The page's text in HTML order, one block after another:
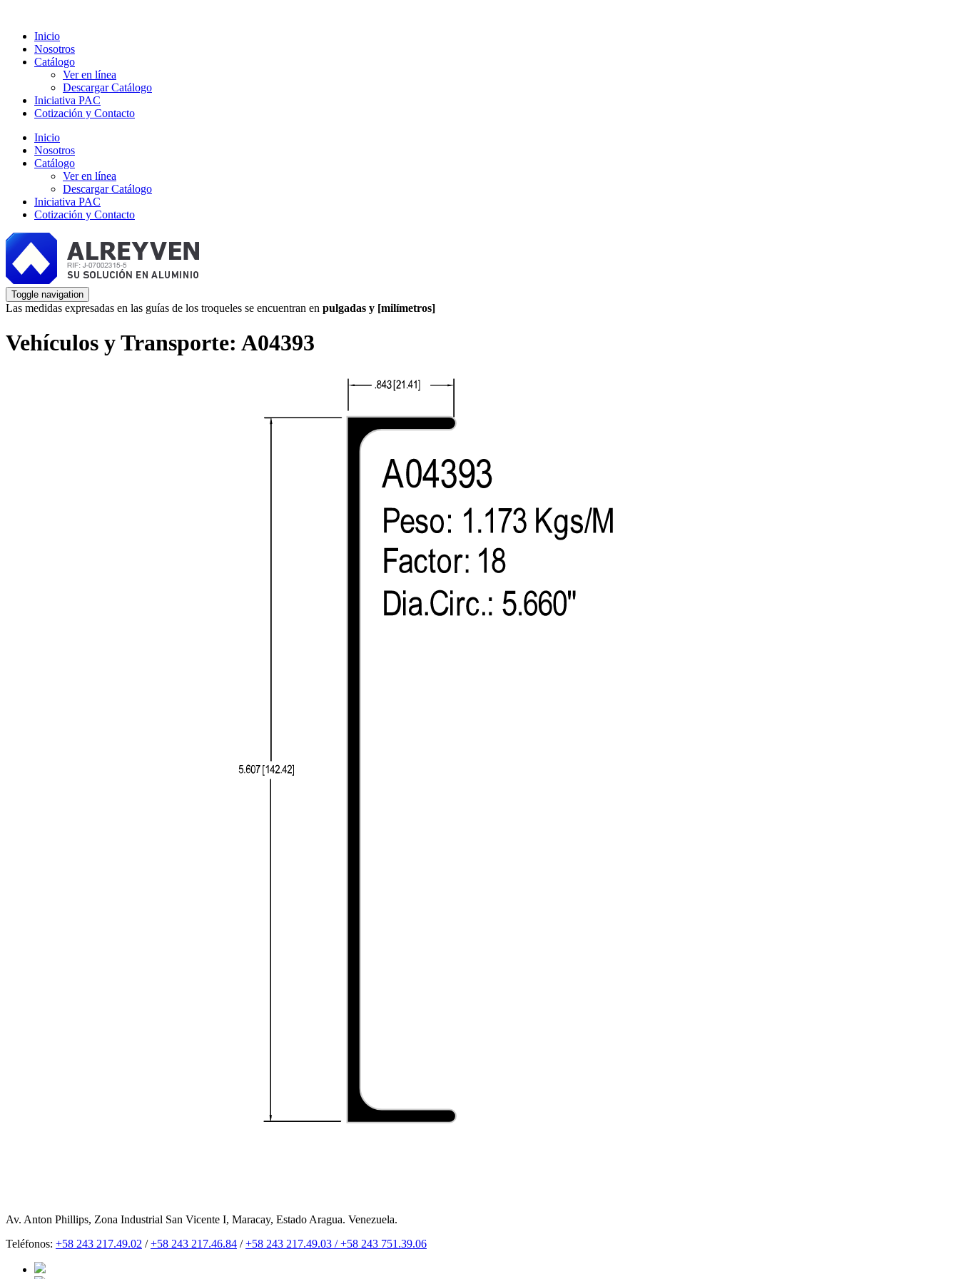
Inicio
Nosotros
Catálogo
Ver en línea
Descargar Catálogo
Iniciativa PAC
Cotización y Contacto
Inicio
Nosotros
Catálogo
Ver en línea
Descargar Catálogo
Iniciativa PAC
Cotización y Contacto
Toggle navigation
Las medidas expresadas en las guías de los troqueles se encuentran en pulgadas y [milímetros]
Vehículos y Transporte: A04393
Av. Anton Phillips, Zona Industrial San Vicente I, Maracay, Estado Aragua. Venezuela.
Teléfonos: +58 243 217.49.02 /+58 243 217.46.84 /+58 243 217.49.03 /+58 243 751.39.06